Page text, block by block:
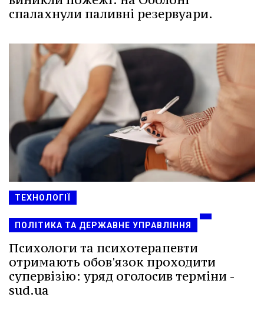
спалахнули паливні резервуари.
ТЕХНОЛОГІЇ
ПОЛІТИКА ТА ДЕРЖАВНЕ УПРАВЛІННЯ
Психологи та психотерапевти
отримають обов'язок проходити
супервізію: уряд оголосив терміни -
sud.ua